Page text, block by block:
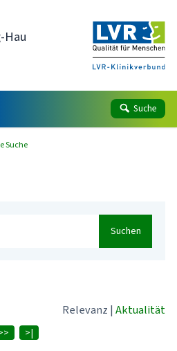
Hau
Suche
Suche
Suchen
Relevanz | Aktualität
>|